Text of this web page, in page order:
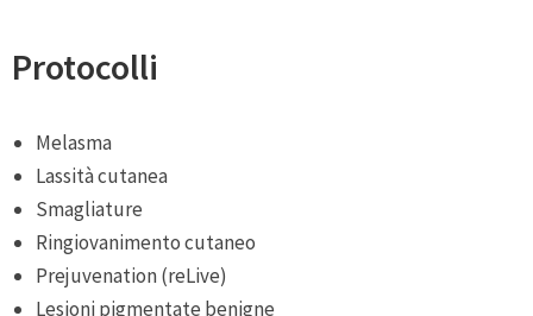
Protocolli
Melasma
Lassità cutanea
Smagliature
Ringiovanimento cutaneo
Prejuvenation (reLive)
Lesioni pigmentate benigne